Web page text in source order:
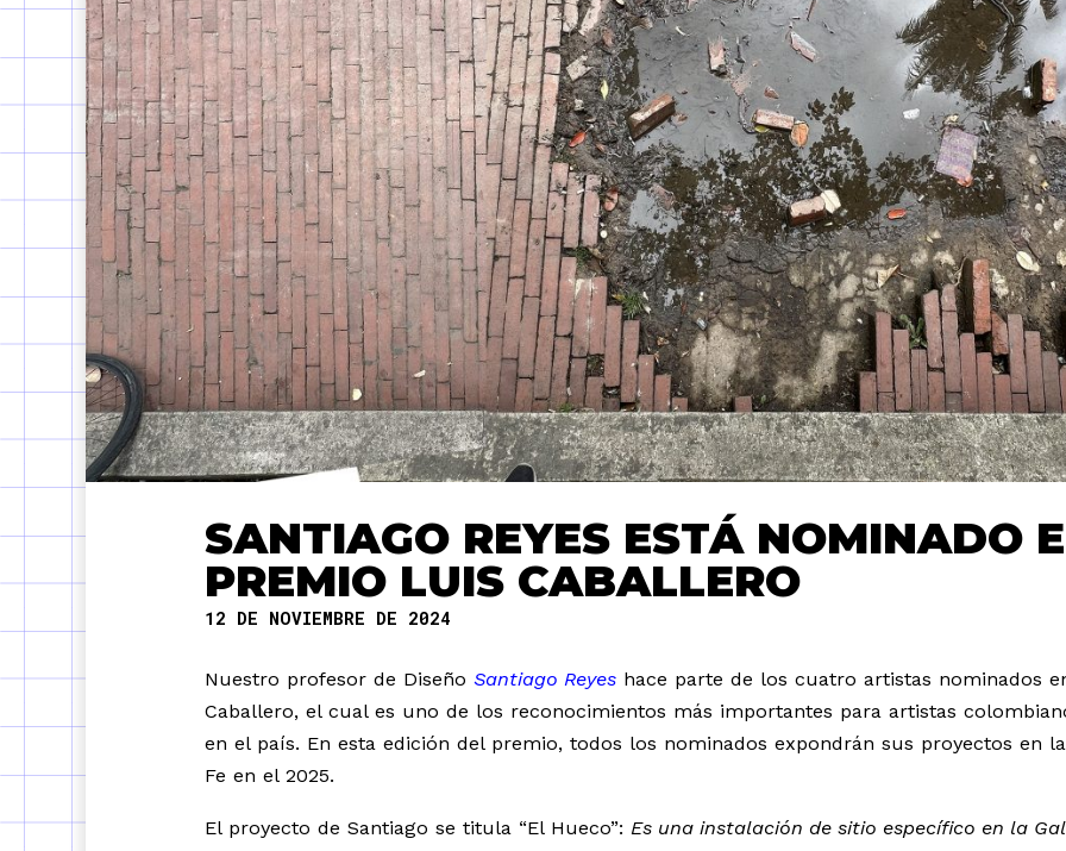
SANTIAGO REYES ESTÁ NOMINADO
PREMIO LUIS CABALLERO
12 DE NOVIEMBRE DE 2024
Nuestro profesor de Diseño Santiago Reyes hace parte de los cuatro artistas nominados
Caballero, el cual es uno de los reconocimientos más importantes para artistas
en el país. En esta edición del premio, todos los nominados expondrán sus proyectos en
Fe en el 2025.
El proyecto de Santiago se titula “El Hueco”: Es una instalación de sitio específico en la